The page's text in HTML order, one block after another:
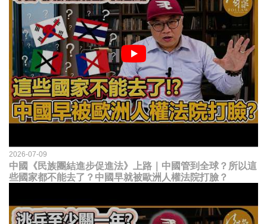
2026-07-09
中國《民族團結進步促進法》上路｜中國管到全球？所以這
些國家都不能去了？中國早就被歐洲人權法院打臉？